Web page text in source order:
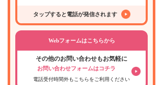
タップすると電話が発信されます
Webフォームはこちらから
その他のお問い合わせもお気軽に
お問い合わせフォームはコチラ
電話受付時間外もこちらをご利用ください